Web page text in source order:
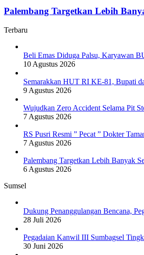
Tanamkan
HSSE
Safety
Campaign
Dokter
Tamara
Nyinyiri
BPJS
Lebih
Banyak
Sekolah
Raih
Predikat
Adiwiyata
Palembang Targetkan Lebih
Terbaru
Beli Emas Diduga Palsu, Karyawan
10 Agustus 2026
Semarakkan HUT RI KE-81, Bupati
9 Agustus 2026
Wujudkan Zero Accident Selama Pit
7 Agustus 2026
RS Pusri Resmi ” Pecat ” Dokter
7 Agustus 2026
Palembang Targetkan Lebih Banyak
6 Agustus 2026
Sumsel
Dukung Penanggulangan Bencana,
28 Juli 2026
Pegadaian Kanwil III Sumbagsel
30 Juni 2026